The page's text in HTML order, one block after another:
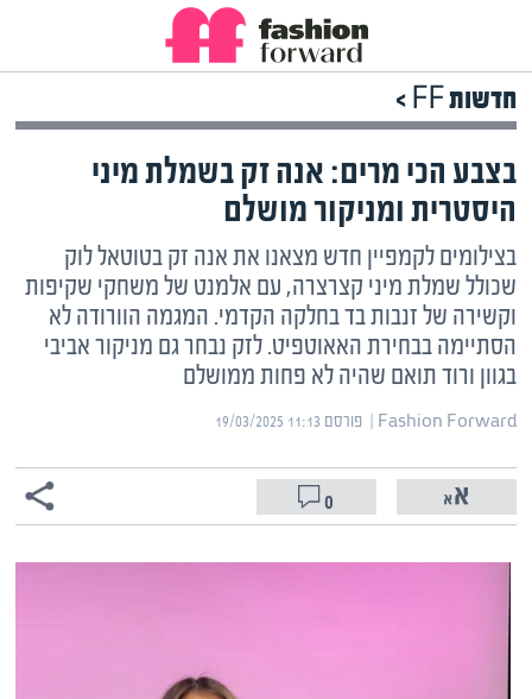
חדשות FF >
בצבע הכי מרים: אנה זק בשמלת מיני
היסטרית ומניקור מושלם
בצילומים לקמפיין חדש מצאנו את אנה זק בטוטאל לוק
שכולל שמלת מיני קצרצרה, עם אלמנט של משחקי שקיפות
וקשירה של זנבות בד בחלקה הקדמי. המגמה הוורודה לא
הסתיימה בבחירת האאוטפיט. לזק נבחר גם מניקור אביבי
בגוון ורוד תואם שהיה לא פחות ממושלם
Fashion Forward | ‏ פורסם ‎19/03/2025 11:13
0